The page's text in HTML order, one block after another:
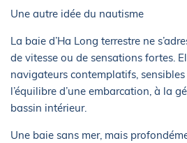
Une autre idée du nautisme
La baie d’Ha Long terrestre ne
de vitesse ou de sensations fortes.
navigateurs contemplatifs,
l’équilibre d’une embarcation, à la
bassin intérieur.
Une baie sans mer, mais